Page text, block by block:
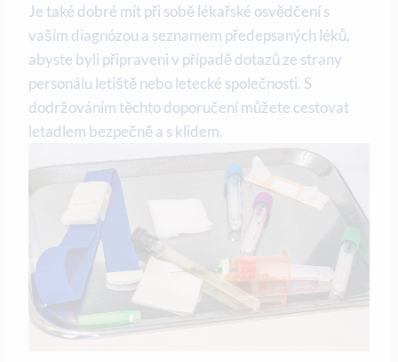
Je také dobré mít při sobě lékařské osvědčení s
vaším diagnózou a seznamem předepsaných léků,
abyste byli připraveni v případě dotazů ze strany
personálu letiště nebo letecké společnosti. S
dodržováním těchto doporučení můžete cestovat
letadlem bezpečně a s klidem.